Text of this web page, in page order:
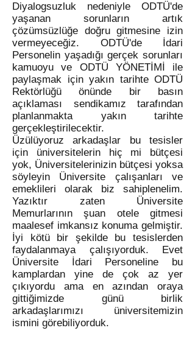
Diyalogsuzluk nedeniyle ODTÜ'de
yaşanan sorunların artık
çözümsüzlüğe doğru gitmesine izin
vermeyeceğiz. ODTÜ'de İdari
Personelin yaşadığı gerçek sorunları
kamuoyu ve ODTÜ YÖNETİMİ ile
paylaşmak için yakın tarihte ODTÜ
Rektörlüğü önünde bir basın
açıklaması sendikamız tarafından
planlanmakta yakın tarihte
gerçekleştirilecektir.
Üzülüyoruz arkadaşlar bu tesisler
için üniversitelerin hiç mi bütçesi
yok, Üniversitelerinizin bütçesi yoksa
söyleyin Üniversite çalışanları ve
emeklileri olarak biz sahiplenelim.
Yazıktır zaten Üniversite
Memurlarının şuan otele gitmesi
maalesef imkansız konuma gelmiştir.
İyi kötü bir şekilde bu tesislerden
faydalanmaya çalışıyorduk. Evet
Üniversite İdari Personeline bu
kamplardan yine de çok az yer
çıkıyordu ama en azından oraya
gittiğimizde günü birlik
arkadaşlarımızı üniversitemizin
ismini görebiliyorduk.